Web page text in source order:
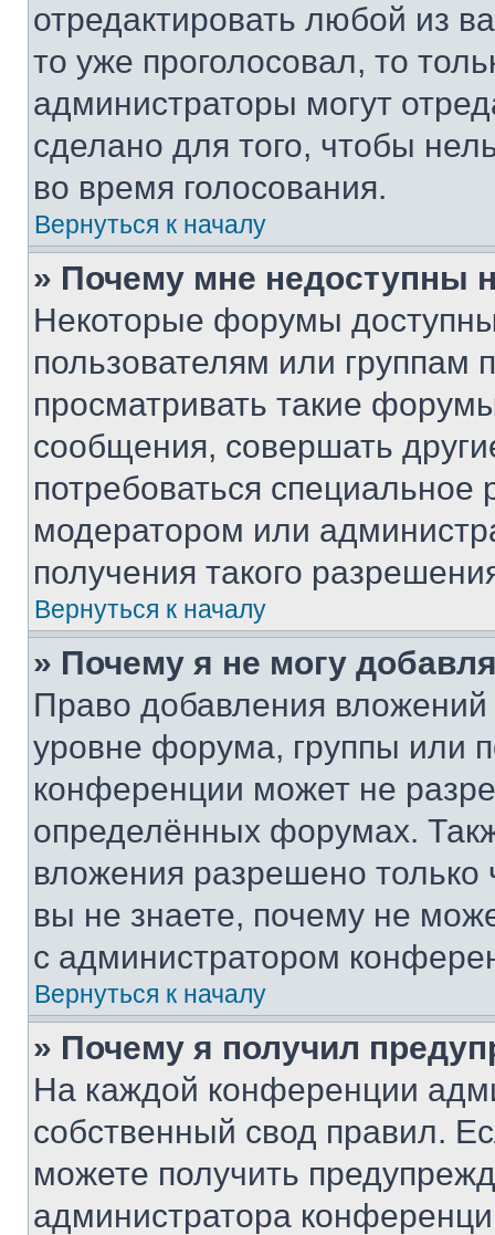
отредактировать любой из
то уже проголосовал, то
администраторы могут
сделано для того, чтобы
во время голосования.
Вернуться к началу
» Почему мне недоступны
Некоторые форумы
пользователям или группам
просматривать такие
сообщения, совершать
потребоваться
модератором или
получения такого
Вернуться к началу
» Почему я не могу
Право добавления
уровне форума, группы или
конференции может не
определённых форумах.
вложения разрешено
вы не знаете, почему не
с администратором
Вернуться к началу
» Почему я получил
На каждой конференции
собственный свод правил.
можете получить
администратора